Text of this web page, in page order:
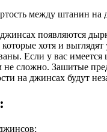
появляются
хотя и
Если у вас
не сложно. Зашитые
на джинсах будут